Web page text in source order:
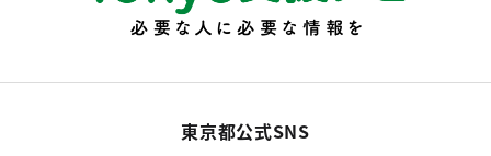
東京都公式SNS